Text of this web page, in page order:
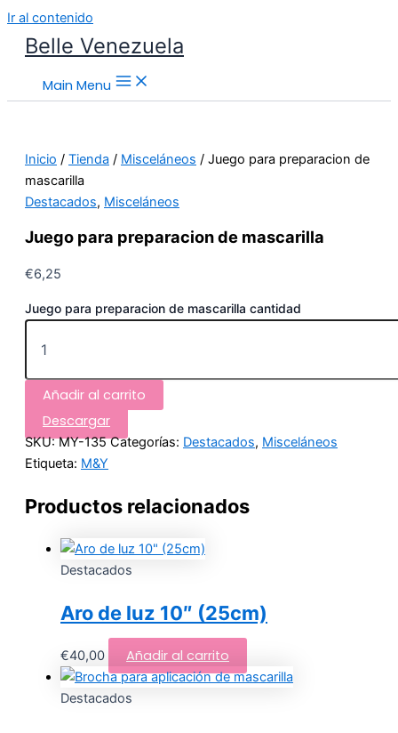
Ir al contenido
Belle Venezuela
Main Menu
Inicio / Tienda / Misceláneos / Juego para preparacion de
mascarilla
Destacados, Misceláneos
Juego para preparacion de mascarilla
€6,25
Juego para preparacion de mascarilla cantidad
Añadir al carrito
Descargar
SKU:MY-135 Categorías: Destacados, Misceláneos
Etiqueta: M&Y
Productos relacionados
Destacados
Aro de luz 10″ (25cm)
€40,00 Añadir al carrito
Destacados